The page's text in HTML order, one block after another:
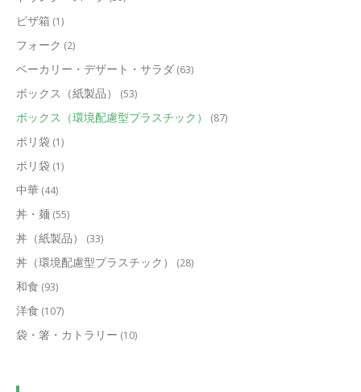
ピザ箱 (1)
フォーク (2)
ベーカリー・デザート・サラダ (63)
ボックス（紙製品） (53)
ボックス（環境配慮型プラスチック） (87)
ポリ袋 (1)
ポリ袋 (1)
中華 (44)
丼・麺 (55)
丼（紙製品） (33)
丼（環境配慮型プラスチック） (28)
和食 (93)
洋食 (107)
袋・箸・カトラリー (10)